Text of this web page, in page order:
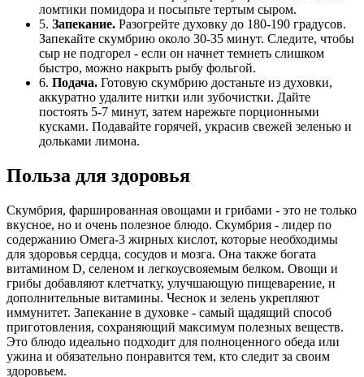
ломтики помидора и посыпьте тертым сыром.
5. Запекание. Разогрейте духовку до 180-190 градусов.
Запекайте скумбрию около 30-35 минут. Следите, чтобы
сыр не подгорел - если он начнет темнеть слишком
быстро, можно накрыть рыбу фольгой.
6. Подача. Готовую скумбрию достаньте из духовки,
аккуратно удалите нитки или зубочистки. Дайте
постоять 5-7 минут, затем нарежьте порционными
кусками. Подавайте горячей, украсив свежей зеленью и
дольками лимона.
Польза для здоровья
Скумбрия, фаршированная овощами и грибами - это не только
вкусное, но и очень полезное блюдо. Скумбрия - лидер по
содержанию Омега-3 жирных кислот, которые необходимы
для здоровья сердца, сосудов и мозга. Она также богата
витамином D, селеном и легкоусвояемым белком. Овощи и
грибы добавляют клетчатку, улучшающую пищеварение, и
дополнительные витамины. Чеснок и зелень укрепляют
иммунитет. Запекание в духовке - самый щадящий способ
приготовления, сохраняющий максимум полезных веществ.
Это блюдо идеально подходит для полноценного обеда или
ужина и обязательно понравится тем, кто следит за своим
здоровьем.